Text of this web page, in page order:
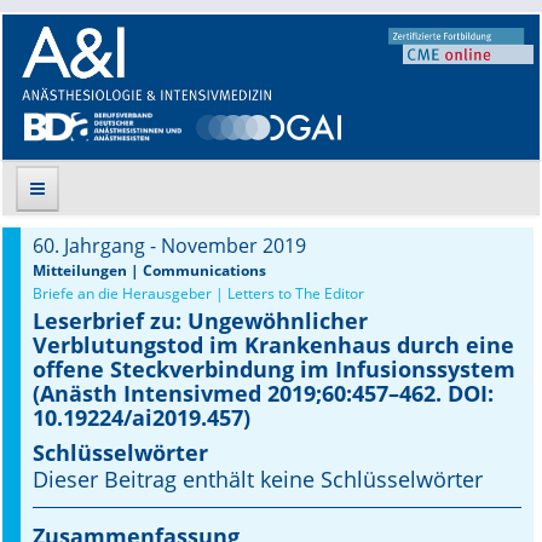
Suche
Aktuelle Ausgabe
Leitlinien
Archiv
Supplements
Supplements OrphanAnesthesia
60. Jahrgang - November 2019
Mitteilungen | Communications
Briefe an die Herausgeber | Letters to The Editor
Leserbrief zu: Ungewöhnlicher
Verblutungstod im Krankenhaus durch eine
offene Steckverbindung im Infusionssystem
(Anästh Intensivmed 2019;60:457–462. DOI:
10.19224/ai2019.457)
Schlüsselwörter
Dieser Beitrag enthält keine Schlüsselwörter
Zusammenfassung